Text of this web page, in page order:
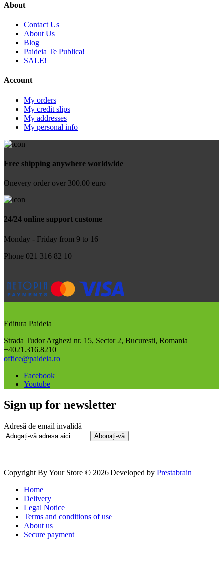
About
Contact Us
About Us
Blog
Paideia Te Publica!
SALE!
Account
My orders
My credit slips
My addresses
My personal info
Free shipping anywhere worldwide
Onevery order over 300.00 euro
24/24 online support custome
Monday - Friday from 9 to 16
Phone 021 316 82 10
Editura Paideia
Strada Tudor Arghezi nr. 15, Sector 2, Bucuresti, Romania
+4021.316.8210
office@paideia.ro
Facebook
Youtube
Sign up for newsletter
Adresă de email invalidă
Abonați-vă
Copyright By Your Store © 2026 Developed by Prestabrain
Home
Delivery
Legal Notice
Terms and conditions of use
About us
Secure payment